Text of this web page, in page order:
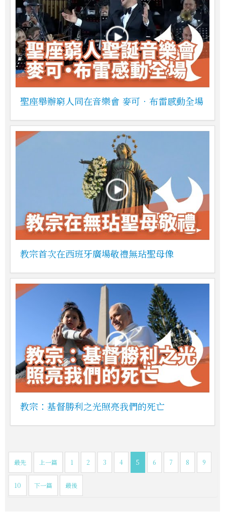
聖座舉辦窮人同在音樂會 麥可‧布雷感動全場
教宗首次在西班牙廣場敬禮無玷聖母像
教宗：基督勝利之光照亮我們的死亡
最先 上一篇 1 2 3 4 5 6 7 8 9
10 下一篇 最後